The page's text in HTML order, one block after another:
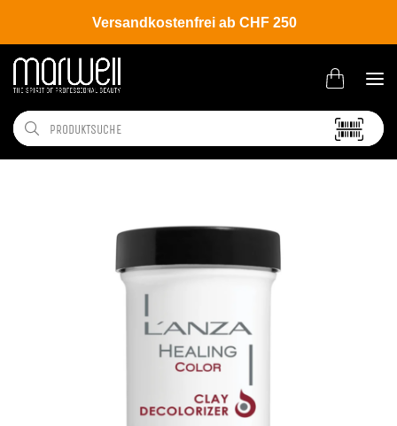
Versandkostenfrei ab CHF 250
Shop Brands L'ANZA Coloration Blondierung